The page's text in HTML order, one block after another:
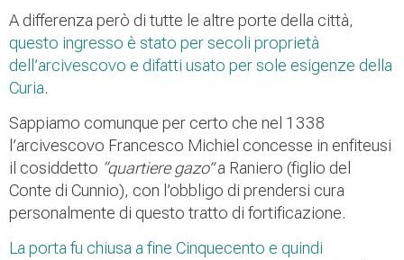
A differenza però di tutte le altre porte della città,
questo ingresso è stato per secoli proprietà
dell’arcivescovo e difatti usato per sole esigenze della
Curia.
Sappiamo comunque per certo che nel 1338
l’arcivescovo Francesco Michiel concesse in enfiteusi
il cosiddetto “quartiere gazo”a Raniero (figlio del
Conte di Cunnio), con l’obbligo di prendersi cura
personalmente di questo tratto di fortificazione.
La porta fu chiusa a fine Cinquecento e quindi